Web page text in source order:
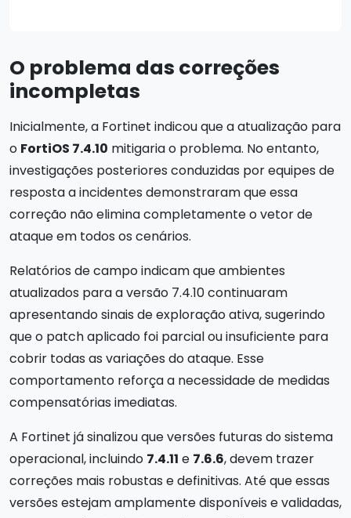
O problema das correções
incompletas
Inicialmente, a Fortinet indicou que a atualização para
o FortiOS 7.4.10 mitigaria o problema. No entanto,
investigações posteriores conduzidas por equipes de
resposta a incidentes demonstraram que essa
correção não elimina completamente o vetor de
ataque em todos os cenários.
Relatórios de campo indicam que ambientes
atualizados para a versão 7.4.10 continuaram
apresentando sinais de exploração ativa, sugerindo
que o patch aplicado foi parcial ou insuficiente para
cobrir todas as variações do ataque. Esse
comportamento reforça a necessidade de medidas
compensatórias imediatas.
A Fortinet já sinalizou que versões futuras do sistema
operacional, incluindo 7.4.11 e 7.6.6, devem trazer
correções mais robustas e definitivas. Até que essas
versões estejam amplamente disponíveis e validadas,